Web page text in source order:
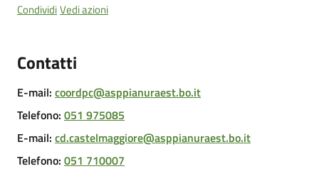
e
Sostenere
l'ASP
CondividiVedi azioni
Contatti
E-mail: coordpc@asppianuraest.bo.it
Telefono: 051 975085
E-mail: cd.castelmaggiore@asppianuraest.bo.it
Telefono: 051 710007